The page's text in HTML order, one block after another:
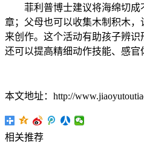
菲利普博士建议将海绵切成
章；父母也可以收集木制积木
来创作。这个活动有助孩子辨识
还可以提高精细动作技能、感官
本文地址：http://
相关推荐